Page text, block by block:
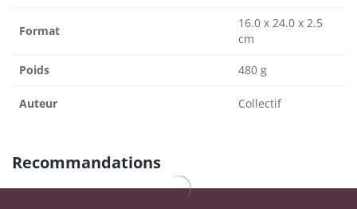
Format
16.0 x 24.0 x 2.5
cm
Poids 480 g
Auteur Collectif
Recommandations